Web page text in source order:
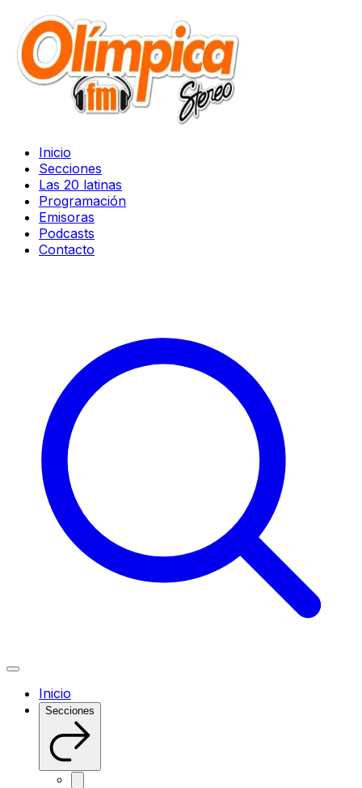
Inicio
Secciones
Las 20 latinas
Programación
Emisoras
Podcasts
Contacto
Inicio
Secciones